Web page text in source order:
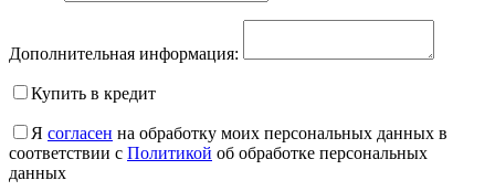
Дополнительная информация:
Купить в кредит
Я согласен на обработку моих персональных данных в
соответствии с Политикой об обработке персональных
данных